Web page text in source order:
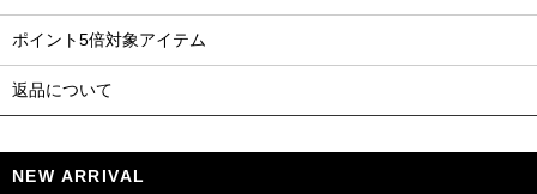
ポイント5倍対象アイテム
返品について
NEW ARRIVAL